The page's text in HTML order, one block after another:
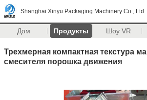
Shanghai Xinyu Packaging Machinery Co., Ltd.
Дом Продукты Шоу VR
Трехмерная компактная текстура
смесителя порошка движения